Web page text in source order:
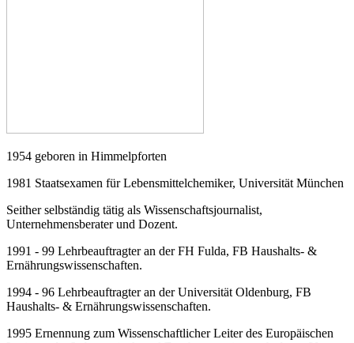
1954 geboren in Himmelpforten
1981 Staatsexamen für Lebensmittelchemiker, Universität München
Seither selbständig tätig als Wissenschaftsjournalist,
Unternehmensberater und Dozent.
1991 - 99 Lehrbeauftragter an der FH Fulda, FB Haushalts- &
Ernährungswissenschaften.
1994 - 96 Lehrbeauftragter an der Universität Oldenburg, FB
Haushalts- & Ernährungswissenschaften.
1995 Ernennung zum Wissenschaftlicher Leiter des Europäischen